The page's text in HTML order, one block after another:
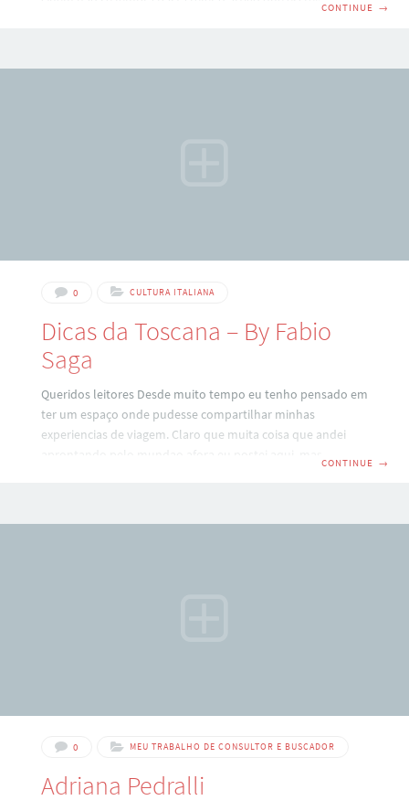
CONTINUE →
0 CULTURA ITALIANA
Dicas da Toscana – By Fabio
Saga
Queridos leitores Desde muito tempo eu tenho pensado em
ter um espaço onde pudesse compartilhar minhas
experiencias de viagem. Claro que muita coisa que andei
CONTINUE →
0 MEU TRABALHO DE CONSULTOR E BUSCADOR
Adriana Pedralli